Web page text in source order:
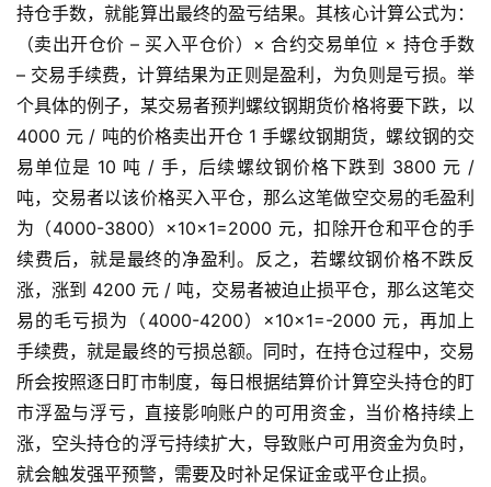
原
油
期
货
国
际
期
货
恒
指
期
持仓手数，就能算出最终的盈亏结果。其核心计算公式为：
（卖出开仓价 – 买入平仓价）× 合约交易单位 × 持仓手数
– 交易手续费，计算结果为正则是盈利，为负则是亏损。举
个具体的例子，某交易者预判螺纹钢期货价格将要下跌，以
4000 元 / 吨的价格卖出开仓 1 手螺纹钢期货，螺纹钢的交
易单位是 10 吨 / 手，后续螺纹钢价格下跌到 3800 元 /
吨，交易者以该价格买入平仓，那么这笔做空交易的毛盈利
为（4000-3800）×10×1=2000 元，扣除开仓和平仓的手
续费后，就是最终的净盈利。反之，若螺纹钢价格不跌反
涨，涨到 4200 元 / 吨，交易者被迫止损平仓，那么这笔交
易的毛亏损为（4000-4200）×10×1=-2000 元，再加上
手续费，就是最终的亏损总额。同时，在持仓过程中，交易
所会按照逐日盯市制度，每日根据结算价计算空头持仓的盯
市浮盈与浮亏，直接影响账户的可用资金，当价格持续上
涨，空头持仓的浮亏持续扩大，导致账户可用资金为负时，
就会触发强平预警，需要及时补足保证金或平仓止损。